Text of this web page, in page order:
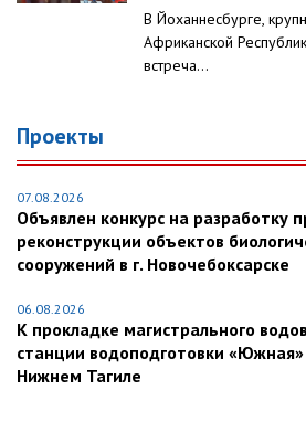
В Йоханнесбурге,
Африканской
встреча...
Проекты
07.08.2026
Объявлен конкурс на разработку
реконструкции объектов
сооружений в г. Новочебоксарске
06.08.2026
К прокладке магистрального
станции водоподготовки «Южная»
Нижнем Тагиле